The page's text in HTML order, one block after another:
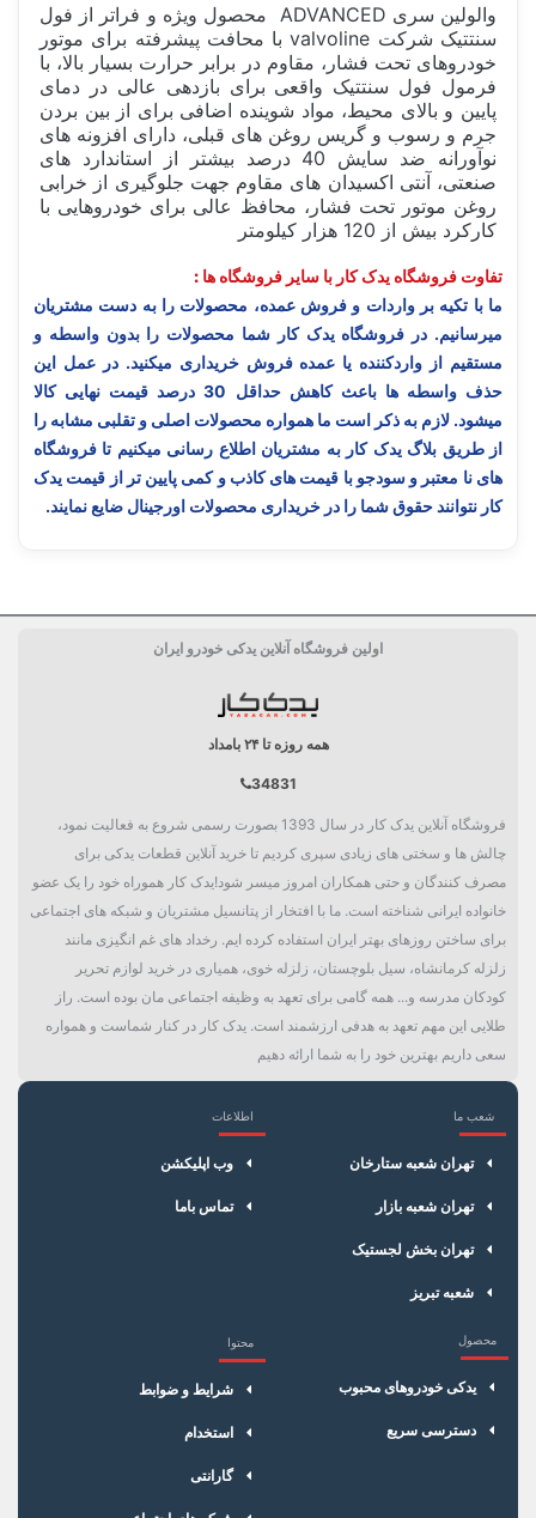
والولین سری ADVANCED محصول ویژه و فراتر از فول
سنتتیک شرکت valvoline با محافت پیشرفته برای موتور
خودروهای تحت فشار، مقاوم در برابر حرارت بسیار بالا، با
فرمول فول سنتتیک واقعی برای بازدهی عالی در دمای
پایین و بالای محیط، مواد شوینده اضافی برای از بین بردن
جرم و رسوب و گریس روغن های قبلی، دارای افزونه های
نوآورانه ضد سایش 40 درصد بیشتر از استاندارد های
صنعتی، آنتی اکسیدان های مقاوم جهت جلوگیری از خرابی
روغن موتور تحت فشار، محافظ عالی برای خودروهایی با
کارکرد بیش از 120 هزار کیلومتر
تفاوت فروشگاه یدک کار با سایر فروشگاه ها :
ما با تکیه بر واردات و فروش عمده، محصولات را به دست مشتریان
میرسانیم. در فروشگاه یدک کار شما محصولات را بدون واسطه و
مستقیم از واردکننده یا عمده فروش خریداری میکنید. در عمل این
حذف واسطه ها باعث کاهش حداقل 30 درصد قیمت نهایی کالا
میشود. لازم به ذکر است ما همواره محصولات اصلی و تقلبی مشابه را
از طریق بلاگ یدک کار به مشتریان اطلاع رسانی میکنیم تا فروشگاه
های نا معتبر و سودجو با قیمت های کاذب و کمی پایین تر از قیمت یدک
کار نتوانند حقوق شما را در خریداری محصولات اورجینال ضایع نمایند.
API-SN
روغن و روان کننده
اولین فروشگاه آنلاین یدکی خودرو ایران
همه روزه تا ۲۴ بامداد
34831
فروشگاه آنلاین یدک کار در سال 1393 بصورت رسمی شروع به فعالیت نمود،
چالش ها و سختی های زیادی سپری کردیم تا خرید آنلاین قطعات یدکی برای
مصرف کنندگان و حتی همکاران امروز میسر شود!یدک کار هموراه خود را یک عضو
خانواده ایرانی شناخته است. ما با افتخار از پتانسیل مشتریان و شبکه های اجتماعی
برای ساختن روزهای بهتر ایران استفاده کرده ایم. رخداد های غم انگیزی مانند
زلزله کرمانشاه، سیل بلوچستان، زلزله خوی، همیاری در خرید لوازم تحریر
کودکان مدرسه و... همه گامی برای تعهد به وظیفه اجتماعی مان بوده است. راز
طلایی این مهم تعهد به هدفی ارزشمند است. یدک کار در کنار شماست و همواره
سعی داریم بهترین خود را به شما ارائه دهیم
شعب ما
تهران شعبه ستارخان
تهران شعبه بازار
تهران بخش لجستیک
شعبه تبریز
اطلاعات
وب اپلیکشن
تماس باما
محصول
یدکی خودروهای محبوب
دسترسی سریع
محتوا
شرایط و ضوابط
استخدام
گارانتی
×